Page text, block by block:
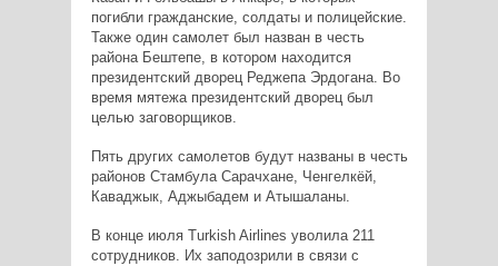
погибли гражданские, солдаты и полицейские.
Также один самолет был назван в честь
района Бештепе, в котором находится
президентский дворец Реджепа Эрдогана. Во
время мятежа президентский дворец был
целью заговорщиков.
Пять других самолетов будут названы в честь
районов Стамбула Сарачхане, Ченгелкёй,
Каваджык, Аджыбадем и Атышаланы.
В конце июля Turkish Airlines уволила 211
сотрудников. Их заподозрили в связи с